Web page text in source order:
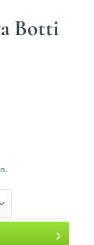
Botti